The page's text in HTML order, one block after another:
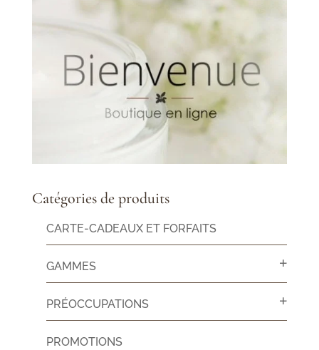
Catégories de produits
CARTE-CADEAUX ET FORFAITS
GAMMES
PRÉOCCUPATIONS
PROMOTIONS